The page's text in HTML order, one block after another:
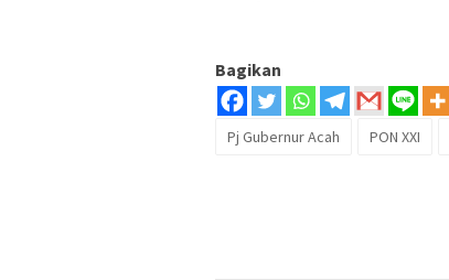
Bagikan
Pj Gubernur Acah PON XXI